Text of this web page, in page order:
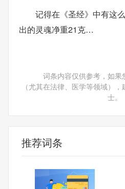
记得在《圣经》中有这
出的灵魂净重21克…
词条内容仅供参考，如果
（尤其在法律、医学等领域）
士。
推荐词条